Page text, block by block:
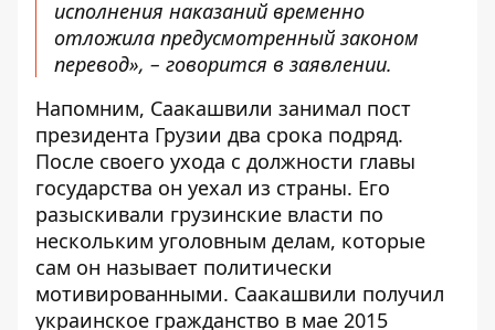
исполнения наказаний временно
отложила предусмотренный законом
перевод», – говорится в заявлении.
Напомним, Саакашвили занимал пост
президента Грузии два срока подряд.
После своего ухода с должности главы
государства он уехал из страны. Его
разыскивали грузинские власти по
нескольким уголовным делам, которые
сам он называет политически
мотивированными. Саакашвили получил
украинское гражданство в мае 2015